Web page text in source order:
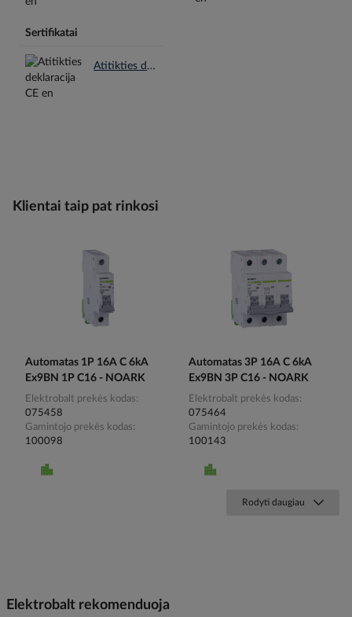
Sertifikatai
Atitikties deklaracija CE en.pdf
Klientai taip pat rinkosi
Automatas 1P 16A C 6kA
Ex9BN 1P C16 - NOARK
Elektrobalt prekės kodas
075458
Gamintojo prekės kodas
100098
Automatas 3P 16A C 6kA
Ex9BN 3P C16 - NOARK
Elektrobalt prekės kodas
075464
Gamintojo prekės kodas
100143
Rodyti daugiau
Elektrobalt rekomenduoja